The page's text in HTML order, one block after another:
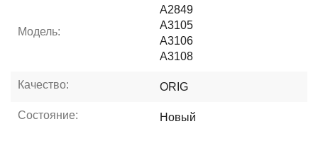
Модель:
A2849
A3105
A3106
A3108
Качество: ORIG
Состояние: Новый